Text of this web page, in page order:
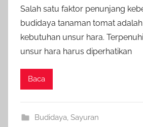
Salah satu faktor penunjang
budidaya tanaman tomat
kebutuhan unsur hara.
unsur hara harus diperhatikan
Baca
Budidaya Sayuran